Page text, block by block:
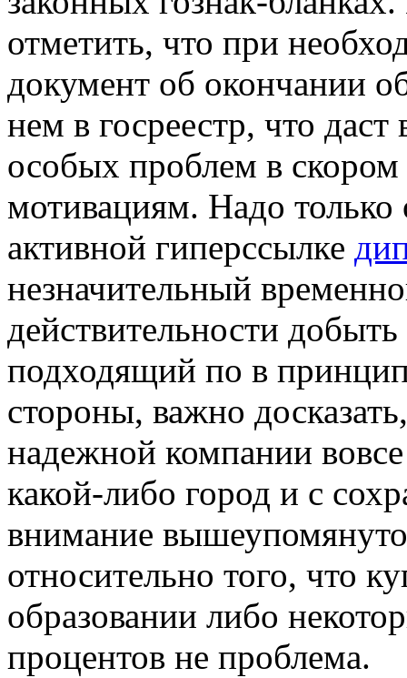
отметить, что при
документ об окончании
нем в госреестр, что
особых проблем в
мотивациям. Надо только
активной гиперссылке
незначительный
действительности
подходящий по в
стороны, важно
надежной компании
какой-либо город и с
внимание
относительно того, что
образовании либо
процентов не проблема.